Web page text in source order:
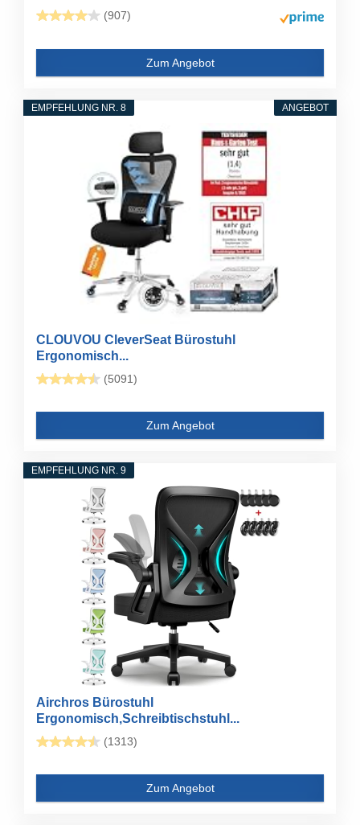
(907)
Zum Angebot
ANGEBOT
EMPFEHLUNG NR. 8
CLOUVOU CleverSeat Bürostuhl
Ergonomisch...
(5091)
Zum Angebot
EMPFEHLUNG NR. 9
Airchros Bürostuhl
Ergonomisch,Schreibtischstuhl...
(1313)
Zum Angebot